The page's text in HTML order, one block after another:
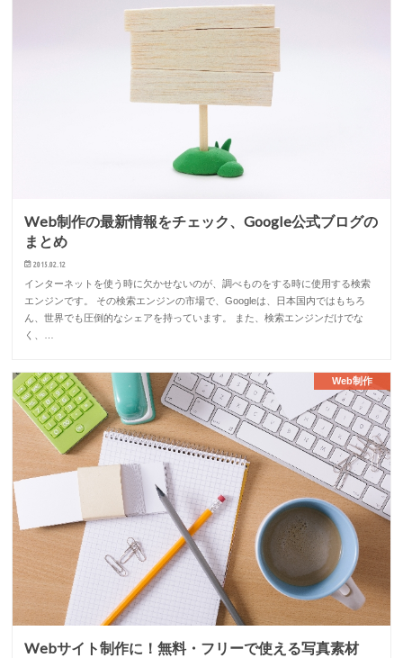
Web制作の最新情報をチェック、Google公式ブログの
まとめ
2015.02.12
インターネットを使う時に欠かせないのが、調べものをする時に使用する検索
エンジンです。 その検索エンジンの市場で、Googleは、日本国内ではもちろ
ん、世界でも圧倒的なシェアを持っています。 また、検索エンジンだけでな
く、…
Web制作
Webサイト制作に！無料・フリーで使える写真素材